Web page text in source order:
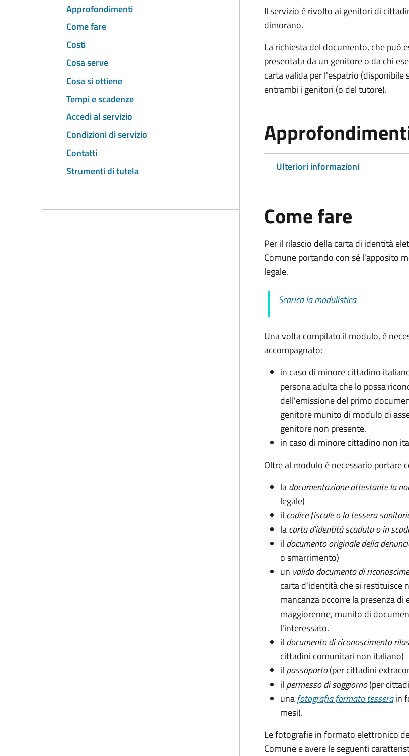
Approfondimenti
Come fare
Costi
Cosa serve
Cosa si ottiene
Tempi e scadenze
Accedi al servizio
Condizioni di servizio
Contatti
Strumenti di tutela
Il servizio è rivolto ai genitori di
dimorano.
La richiesta del documento, che può
presentata da un genitore o da chi
carta valida per l'espatrio
entrambi i genitori (o del tutore).
Ulteriori informazioni
Come fare
Per il rilascio della carta di identità
Comune portando con sé l'apposito
legale.
Scarica la modulistica
Una volta compilato il modulo, è
accompagnato:
in caso di minore cittadino
persona adulta che lo possa
dell'emissione del primo
genitore munito di modulo di
genitore non presente.
in caso di minore cittadino non
Oltre al modulo è necessario portare
ladocumentazioneattestante la
legale)
il codice fiscale o la tessera
lacarta d'identità scaduta o in
il documento originale della
o smarrimento)
un valido documento di
carta d'identità che si restituisce
mancanza occorre la presenza
maggiorenne, munito di
l'interessato.
il documento di riconoscimento
cittadini comunitari non italiano)
il passaporto(per cittadini
il permesso di soggiorno(per
unafotografia formato tesserain
mesi).
Le fotografie in formato elettronico
Comune e avere le seguenti